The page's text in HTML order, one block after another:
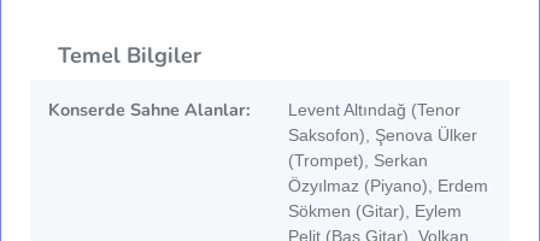
Temel Bilgiler
Konserde Sahne Alanlar:
Levent Altındağ (Tenor
Saksofon), Şenova Ülker
(Trompet), Serkan
Özyılmaz (Piyano), Erdem
Sökmen (Gitar), Eylem
Pelit (Bas Gitar), Volkan